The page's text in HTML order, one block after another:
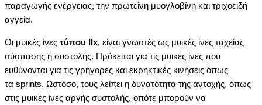
παραγωγής ενέργειας, την πρωτεΐνη μυογλοβίνη και τριχοειδή
αγγεία.
Οι μυικές ίνες τύπου ΙIx, είναι γνωστές ως μυικές ίνες ταχείας
σύσπασης ή συστολής. Πρόκειται για τις μυικές ίνες που
ευθύνονται για τις γρήγορες και εκρηκτικές κινήσεις όπως
τα sprints. Ωστόσο, τους λείπει η δυνατότητα της αντοχής, όπως
στις μυικές ίνες αργής συστολής, οπότε μπορούν να